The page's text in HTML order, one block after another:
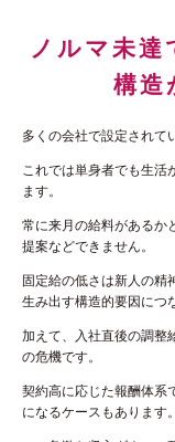
ノルマ未達
構造
多くの会社で設定されて
これでは単身者でも生活
ます。
常に来月の給料があるか
提案などできません。
固定給の低さは新人の精
生み出す構造的要因につ
加えて、入社直後の調整
の危機です。
契約高に応じた報酬体系
になるケースもあります。